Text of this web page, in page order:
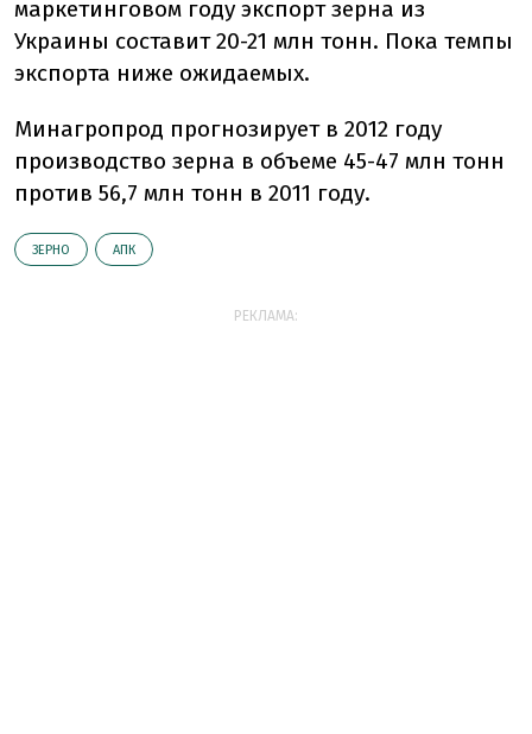
маркетинговом году экспорт зерна из
Украины составит 20-21 млн тонн. Пока темпы
экспорта ниже ожидаемых.
Минагропрод прогнозирует в 2012 году
производство зерна в объеме 45-47 млн тонн
против 56,7 млн тонн в 2011 году.
ЗЕРНО АПК
РЕКЛАМА: